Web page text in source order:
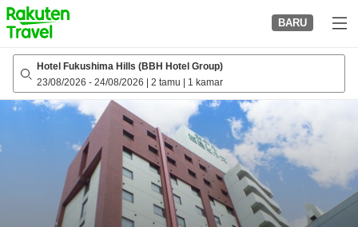
to
top
page
BARU
Hotel Fukushima Hills (BBH Hotel Group)
23/08/2026 - 24/08/2026 2 tamu 1 kamar